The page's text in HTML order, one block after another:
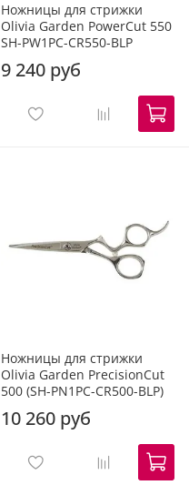
Ножницы для стрижки
Olivia Garden PowerCut 550
SH-PW1PC-CR550-BLP
9 240 руб
Ножницы для стрижки
Olivia Garden PrecisionCut
500 (SH-PN1PC-CR500-BLP)
10 260 руб